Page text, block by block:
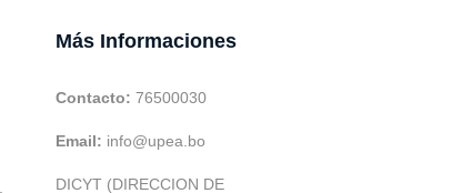
Más Informaciones
Contacto: 76500030
Email: info@upea.bo
DICYT (DIRECCION DE